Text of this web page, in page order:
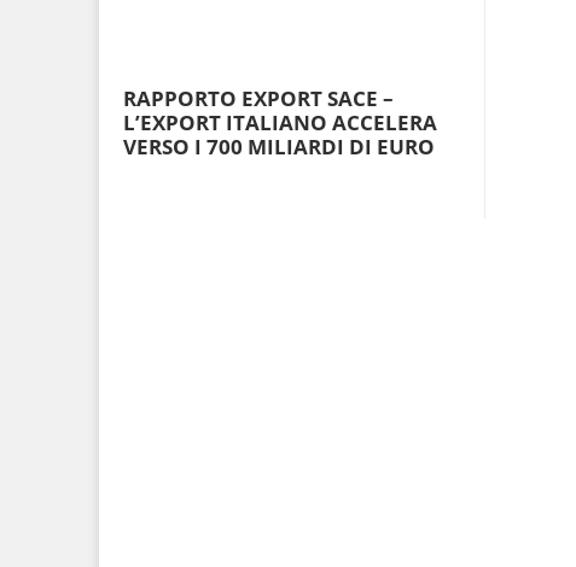
RAPPORTO EXPORT SACE –
L’EXPORT ITALIANO ACCELERA
VERSO I 700 MILIARDI DI EURO